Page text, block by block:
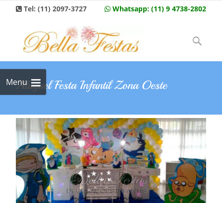
Whatsapp: (11) 9 4738-2802
Tel: (11) 2097-3727
Menu
content
Pesquisar
Aluguel Festa Infantil Zona Oeste